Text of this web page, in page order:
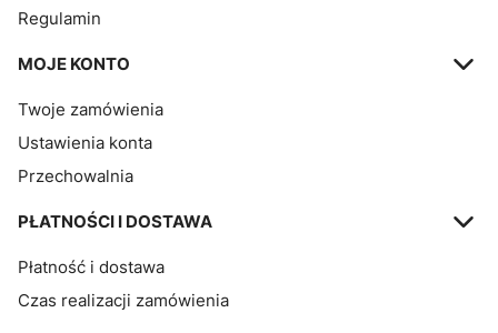
Regulamin
MOJE KONTO
Twoje zamówienia
Ustawienia konta
Przechowalnia
PŁATNOŚCI I DOSTAWA
Płatność i dostawa
Czas realizacji zamówienia